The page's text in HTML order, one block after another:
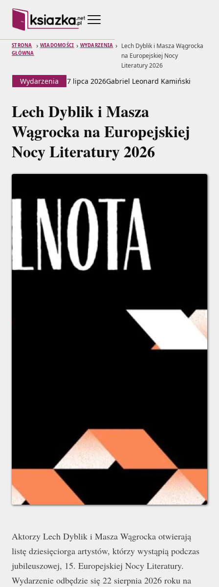
STRONA
GŁÓWNA
› WIADOMOŚCI › WYDARZENIA › Lech Dyblik i Masza Wągrocka
na Europejskiej Nocy
Literatury 2026
Wydarzenia 7 lipca 2026Gabriel Leonard Kamiński
Lech Dyblik i Masza
Wągrocka na Europejskiej
Nocy Literatury 2026
Aktorzy Lech Dyblik i Masza Wągrocka otwierają
listę dziesięciorga artystów, którzy wystąpią podczas
jubileuszowej, 15. Europejskiej Nocy Literatury.
Wydarzenie odbędzie się 22 sierpnia 2026 roku na